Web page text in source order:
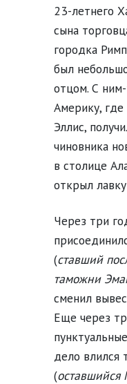
23-летнего
сына
городка
был
отцом. С
Америку, где
Эллис,
чиновника
в столице
открыл
Через три
(ставший
таможни
сменил
Еще через
дело влился
(